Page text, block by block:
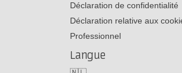
Déclaration de confidentialité
Déclaration relative aux
Professionnel
Langue